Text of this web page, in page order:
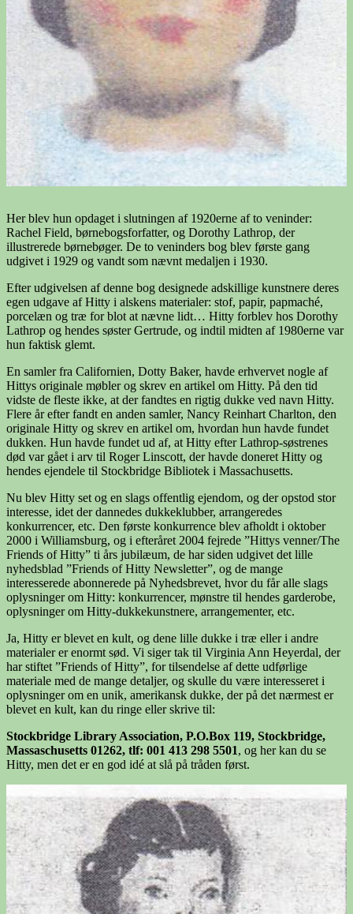
Her blev hun opdaget i slutningen af 1920erne af to veninder:
Rachel Field, børnebogsforfatter, og Dorothy Lathrop, der
illustrerede børnebøger. De to veninders bog blev første gang
udgivet i 1929 og vandt som nævnt medaljen i 1930.
Efter udgivelsen af denne bog designede adskillige kunstnere deres
egen udgave af Hitty i alskens materialer: stof, papir, papmaché,
porcelæn og træ for blot at nævne lidt… Hitty forblev hos Dorothy
Lathrop og hendes søster Gertrude, og indtil midten af 1980erne var
hun faktisk glemt.
En samler fra Californien, Dotty Baker, havde erhvervet nogle af
Hittys originale møbler og skrev en artikel om Hitty. På den tid
vidste de fleste ikke, at der fandtes en rigtig dukke ved navn Hitty.
Flere år efter fandt en anden samler, Nancy Reinhart Charlton, den
originale Hitty og skrev en artikel om, hvordan hun havde fundet
dukken. Hun havde fundet ud af, at Hitty efter Lathrop-søstrenes
død var gået i arv til Roger Linscott, der havde doneret Hitty og
hendes ejendele til Stockbridge Bibliotek i Massachusetts.
Nu blev Hitty set og en slags offentlig ejendom, og der opstod stor
interesse, idet der dannedes dukkeklubber, arrangeredes
konkurrencer, etc. Den første konkurrence blev afholdt i oktober
2000 i Williamsburg, og i efteråret 2004 fejrede ”Hittys venner/The
Friends of Hitty” ti års jubilæum, de har siden udgivet det lille
nyhedsblad ”Friends of Hitty Newsletter”, og de mange
interesserede abonnerede på Nyhedsbrevet, hvor du får alle slags
oplysninger om Hitty: konkurrencer, mønstre til hendes garderobe,
oplysninger om Hitty-dukkekunstnere, arrangementer, etc.
Ja, Hitty er blevet en kult, og dene lille dukke i træ eller i andre
materialer er enormt sød. Vi siger tak til Virginia Ann Heyerdal, der
har stiftet ”Friends of Hitty”, for tilsendelse af dette udførlige
materiale med de mange detaljer, og skulle du være interesseret i
oplysninger om en unik, amerikansk dukke, der på det nærmest er
blevet en kult, kan du ringe eller skrive til:
Stockbridge Library Association, P.O.Box 119, Stockbridge,
Massaschusetts 01262, tlf: 001 413 298 5501, og her kan du se
Hitty, men det er en god idé at slå på tråden først.